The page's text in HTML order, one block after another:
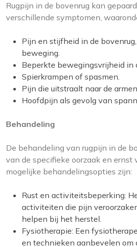
Rugpijn in de bovenrug kan
verschillende symptomen,
Pijn en stijfheid in de
beweging.
Beperkte bewegingsvrijheid in
Spierkrampen of spasmen.
Pijn die uitstraalt naar de
Hoofdpijn als gevolg van
Behandeling
De behandeling van rugpijn in de
van de specifieke oorzaak en ernst
mogelijke behandelingsopties zijn:
Rust en activiteitsbeperking:
activiteiten die pijn
helpen bij het herstel.
Fysiotherapie: Een
en technieken aanbevelen om